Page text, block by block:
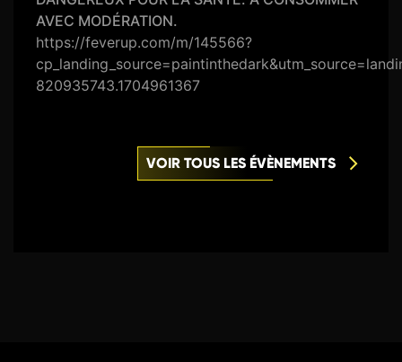
AVEC MODÉRATION.
https://feverup.com/m/145566?
820935743.1704961367
VOIR TOUS LES ÉVÈNEMENTS